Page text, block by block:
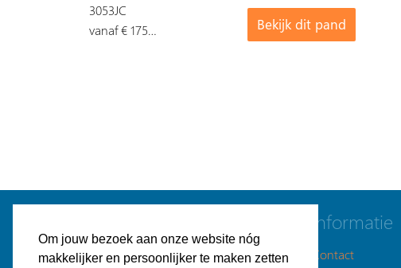
Om jouw bezoek aan onze website nóg
makkelijker en persoonlijker te maken zetten
Bekijk dit pand
3053JC
vanaf € 175…
Gratis bedrijfspand plaatsen
Informatie
Contact